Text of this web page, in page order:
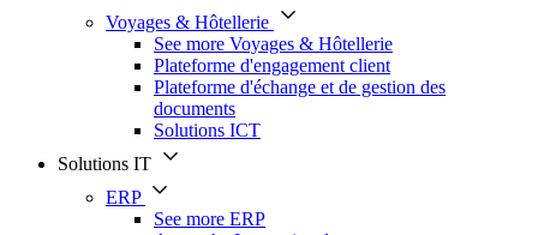
Voyages & Hôtellerie
See more Voyages & Hôtellerie
Plateforme d'engagement client
Plateforme d'échange et de gestion des
documents
Solutions ICT
Solutions IT
ERP
See more ERP